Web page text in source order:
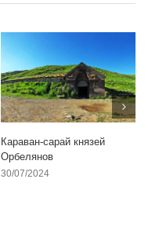
Караван-сарай князей
Орбелянов
30/07/2024